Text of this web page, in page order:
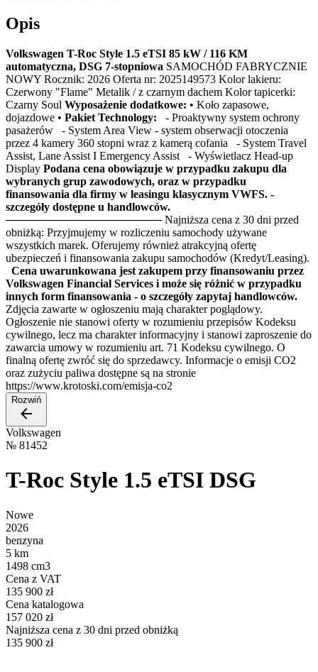
Opis
Volkswagen T-Roc Style 1.5 eTSI 85 kW / 116 KM
automatyczna, DSG 7-stopniowa SAMOCHÓD FABRYCZNIE
NOWY Rocznik: 2026 Oferta nr: 2025149573 Kolor lakieru:
Czerwony "Flame" Metalik / z czarnym dachem Kolor tapicerki:
Czarny Soul Wyposażenie dodatkowe: • Koło zapasowe,
dojazdowe • Pakiet Technology: - Proaktywny system ochrony
pasażerów - System Area View - system obserwacji otoczenia
przez 4 kamery 360 stopni wraz z kamerą cofania - System Travel
Assist, Lane Assist I Emergency Assist - Wyświetlacz Head-up
Display Podana cena obowiązuje w przypadku zakupu dla
wybranych grup zawodowych, oraz w przypadku
finansowania dla firmy w leasingu klasycznym VWFS. -
szczegóły dostępne u handlowców.
──────────────────── Najniższa cena z 30 dni przed
obniżką: Przyjmujemy w rozliczeniu samochody używane
wszystkich marek. Oferujemy również atrakcyjną ofertę
ubezpieczeń i finansowania zakupu samochodów (Kredyt/Leasing).
Cena uwarunkowana jest zakupem przy finansowaniu przez
Volkswagen Financial Services i może się różnić w przypadku
innych form finansowania - o szczegóły zapytaj handlowców.
Zdjęcia zawarte w ogłoszeniu mają charakter poglądowy.
Ogłoszenie nie stanowi oferty w rozumieniu przepisów Kodeksu
cywilnego, lecz ma charakter informacyjny i stanowi zaproszenie do
zawarcia umowy w rozumieniu art. 71 Kodeksu cywilnego. O
finalną ofertę zwróć się do sprzedawcy. Informacje o emisji CO2
oraz zużyciu paliwa dostępne są na stronie
https://www.krotoski.com/emisja-co2
Rozwiń
Volkswagen
№ 81452
T-Roc Style 1.5 eTSI DSG
Nowe
2026
benzyna
5 km
1498 cm3
Cena z VAT
135 900 zł
Cena katalogowa
157 020 zł
Najniższa cena z 30 dni przed obniżką
135 900 zł